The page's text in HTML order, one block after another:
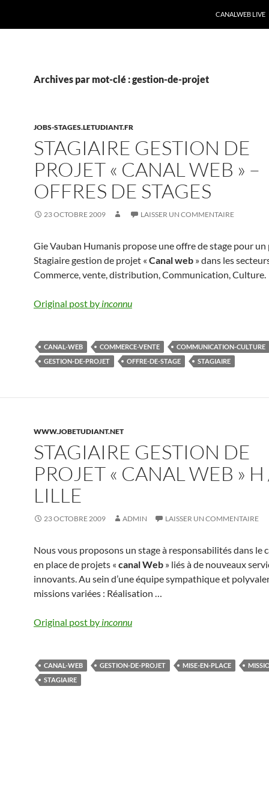
CANALWEB LIVE
Archives par mot-clé : gestion-de-projet
JOBS-STAGES.LETUDIANT.FR
STAGIAIRE GESTION DE
PROJET « CANAL WEB » –
OFFRES DE STAGES
23 OCTOBRE 2009 LAISSER UN COMMENTAIRE
Gie Vauban Humanis propose une offre de stage pour un
Stagiaire gestion de projet « Canal web » dans les
Commerce, vente, distribution, Communication, Culture.
Original post by inconnu
CANAL-WEB COMMERCE-VENTE
COMMUNICATION-CULTURE
GESTION-DE-PROJET
OFFRE-DE-STAGE STAGIAIRE
WWW.JOBETUDIANT.NET
STAGIAIRE GESTION DE
PROJET « CANAL WEB »
LILLE
23 OCTOBRE 2009 ADMIN LAISSER UN COMMENTAIRE
Nous vous proposons un stage à responsabilités dans le
en place de projets « canal Web » liés à de nouveaux
innovants. Au sein d’une équipe sympathique et
missions variées : Réalisation …
Original post by inconnu
CANAL-WEB GESTION-DE-PROJET MISE-EN-PLACE
STAGIAIRE